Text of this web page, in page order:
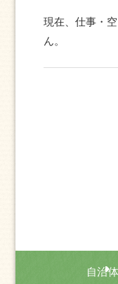
現在、仕事・
ん。
自治